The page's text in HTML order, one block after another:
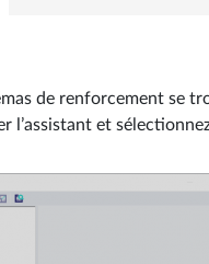
de renforcement se
l’assistant et